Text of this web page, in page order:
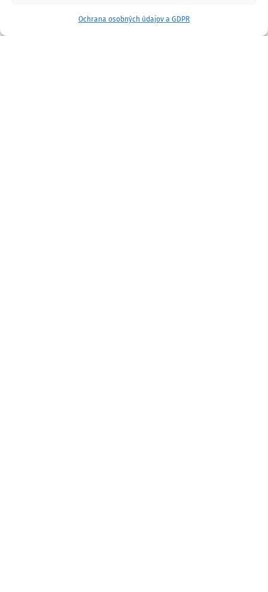
Ochrana osobných údajov a GDPR